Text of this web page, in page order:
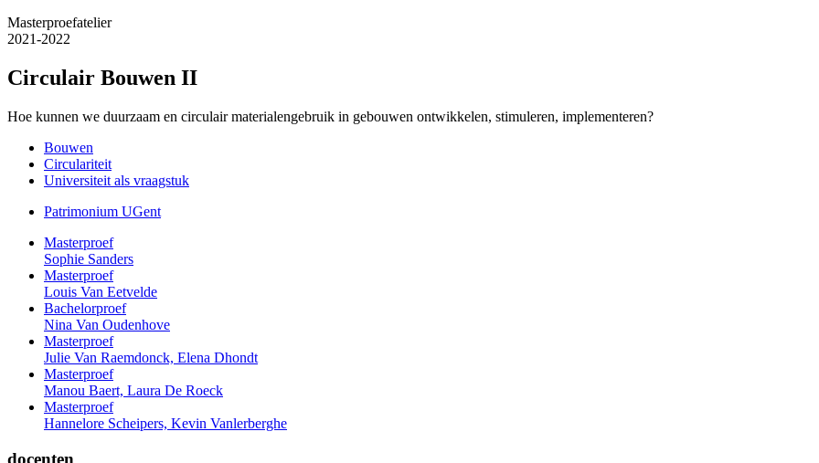
Masterproefatelier
2021-2022
Circulair Bouwen II
Hoe kunnen we duurzaam en circulair materialengebruik in gebouwen ontwikkelen, stimuleren, implementeren?
Bouwen
Circulariteit
Universiteit als vraagstuk
Patrimonium UGent
Masterproef
Sophie Sanders
Masterproef
Louis Van Eetvelde
Bachelorproef
Nina Van Oudenhove
Masterproef
Julie Van Raemdonck, Elena Dhondt
Masterproef
Manou Baert, Laura De Roeck
Masterproef
Hannelore Scheipers, Kevin Vanlerberghe
docenten